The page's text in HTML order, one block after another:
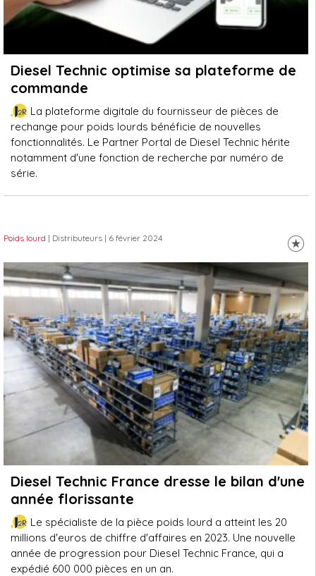
Diesel Technic optimise sa plateforme de
commande
La plateforme digitale du fournisseur de pièces de
rechange pour poids lourds bénéficie de nouvelles
fonctionnalités. Le Partner Portal de Diesel Technic hérite
notamment d'une fonction de recherche par numéro de
série.
Poids lourd | Distributeurs | 6 février 2024
Diesel Technic France dresse le bilan d'une
année florissante
Le spécialiste de la pièce poids lourd a atteint les 20
millions d'euros de chiffre d'affaires en 2023. Une nouvelle
année de progression pour Diesel Technic France, qui a
expédié 600 000 pièces en un an.